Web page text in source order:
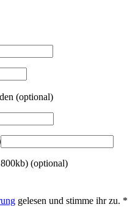
(optional)
(optional)
gelesen und stimme ihr zu. *